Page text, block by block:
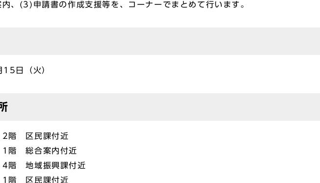
、(3)申請書の作成支援等を、コーナーでまとめて行います。
日（火）
階 区民課付近
総合案内付近
階 地域振興課付近
階 区民課付近